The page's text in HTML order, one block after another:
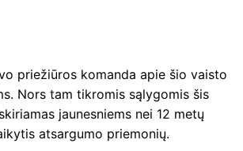
priežiūros komanda apie šio vaisto
Nors tam tikromis sąlygomis šis
jaunesniems nei 12 metų
atsargumo priemonių.